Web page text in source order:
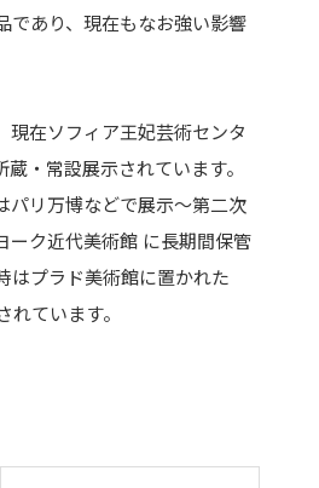
であり、現在もなお強い影響
現在ソフィア王妃芸術センタ
・常設展示されています。
パリ万博などで展示～第二次
ーク近代美術館 に長期間保管
はプラド美術館に置かれた
ています。